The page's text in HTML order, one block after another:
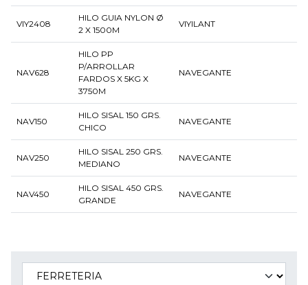
VIY2408
HILO GUIA NYLON Ø
2 X 1500M
VIYILANT
NAV628
HILO PP
P/ARROLLAR
FARDOS X 5KG X
3750M
NAVEGANTE
NAV150
HILO SISAL 150 GRS.
CHICO
NAVEGANTE
NAV250
HILO SISAL 250 GRS.
MEDIANO
NAVEGANTE
NAV450
HILO SISAL 450 GRS.
GRANDE
NAVEGANTE